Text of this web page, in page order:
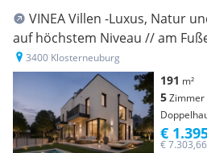
VINEA Villen -Luxus, Natur
auf höchstem Niveau // am
Stiftes Klosterneuburg!!
3400 Klosterneuburg
191 m²
5Zimmer
€
€